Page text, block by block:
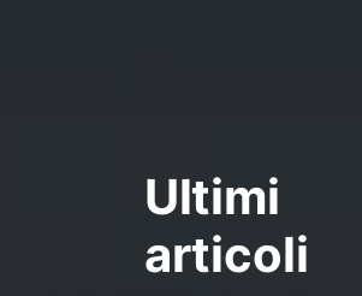
Ultimi
articoli